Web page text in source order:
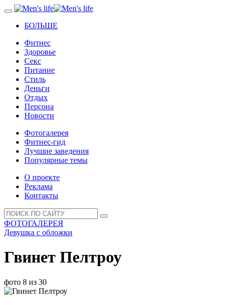
БОЛЬШЕ
Фитнес
Здоровье
Секс
Питание
Стиль
Деньги
Отдых
Персона
Новости
Фотогалерея
Фитнес-гид
Лучшие заведения
Популярные темы
О проекте
Реклама
Контакты
ФОТОГАЛЕРЕЯ
Девушка с обложки
Гвинет Пелтроу
фото 8 из 30